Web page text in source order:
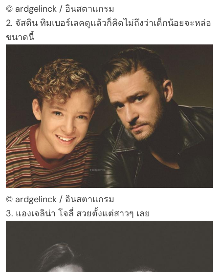
© ardgelinck / อินสตาแกรม
2. จัสติน ทิมเบอร์เลคดูแล้วก็คิดไม่ถึงว่าเด็กน้อยจะหล่อ
ขนาดนี้
© ardgelinck / อินสตาแกรม
3. แองเจลิน่า โจลี่ สวยตั้งแต่สาวๆ เลย